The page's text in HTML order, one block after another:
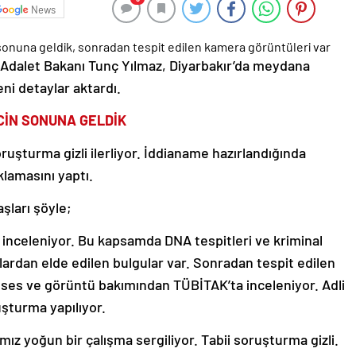
News
Bakanı Tunç Yılmaz, Diyarbakır’da meydana
detaylar aktardı.
SONUNA GELDİK
gizli ilerliyor. İddianame hazırlandığında
yaptı.
şöyle;
Bu kapsamda DNA tespitleri ve kriminal
elde edilen bulgular var. Sonradan tespit edilen
ve görüntü bakımından TÜBİTAK’ta inceleniyor. Adli
yapılıyor.
yoğun bir çalışma sergiliyor. Tabii soruşturma gizli.